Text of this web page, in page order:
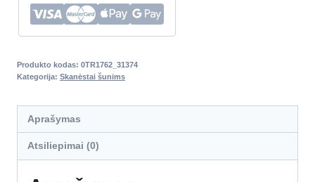
Produkto kodas: 0TR1762_31374
Kategorija: Skanėstai šunims
Aprašymas
Atsiliepimai (0)